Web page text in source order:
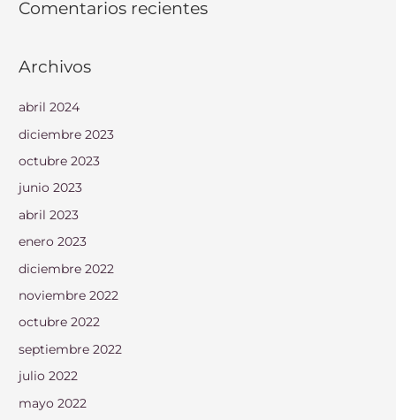
Comentarios recientes
Archivos
abril 2024
diciembre 2023
octubre 2023
junio 2023
abril 2023
enero 2023
diciembre 2022
noviembre 2022
octubre 2022
septiembre 2022
julio 2022
mayo 2022